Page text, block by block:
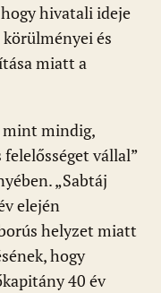
hivatali ideje
és
miatt a
mint mindig,
vállal”
„Sabtáj
elején
helyzet miatt
hogy
40 év